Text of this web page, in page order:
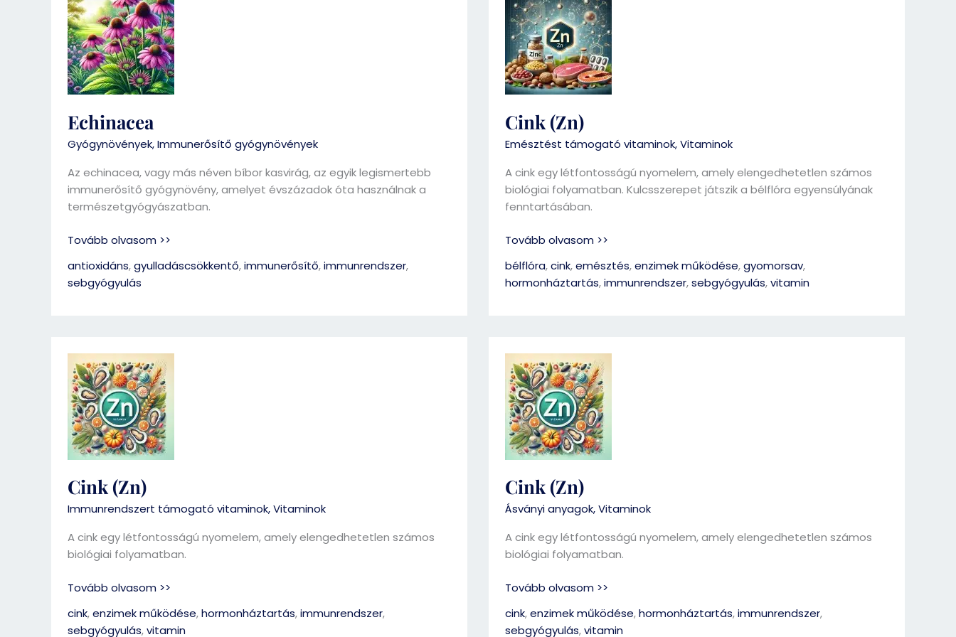
Echinacea
Gyógynövények,Immunerősítő gyógynövények
Az echinacea, vagy más néven bíbor kasvirág, az egyik legismertebb
immunerősítő gyógynövény, amelyet évszázadok óta használnak a
természetgyógyászatban.
Tovább olvasom >>
antioxidáns,gyulladáscsökkentő,immunerősítő,immunrendszer,
sebgyógyulás
Cink (Zn)
Emésztést támogató vitaminok,Vitaminok
A cink egy létfontosságú nyomelem, amely elengedhetetlen számos
biológiai folyamatban. Kulcsszerepet játszik a bélflóra egyensúlyának
fenntartásában.
(Zn)
Tovább olvasom >>
bélflóra,cink,emésztés,enzimek működése,gyomorsav,
hormonháztartás,immunrendszer,sebgyógyulás,vitamin
Cink (Zn)
Immunrendszert támogató vitaminok,Vitaminok
A cink egy létfontosságú nyomelem, amely elengedhetetlen számos
biológiai folyamatban.
Cink
(Zn)
Tovább olvasom >>
cink,enzimek működése,hormonháztartás,immunrendszer,
sebgyógyulás,vitamin
Cink (Zn)
Ásványi anyagok,Vitaminok
A cink egy létfontosságú nyomelem, amely elengedhetetlen számos
biológiai folyamatban.
Cink
(Zn)
Tovább olvasom >>
cink,enzimek működése,hormonháztartás,immunrendszer,
sebgyógyulás,vitamin